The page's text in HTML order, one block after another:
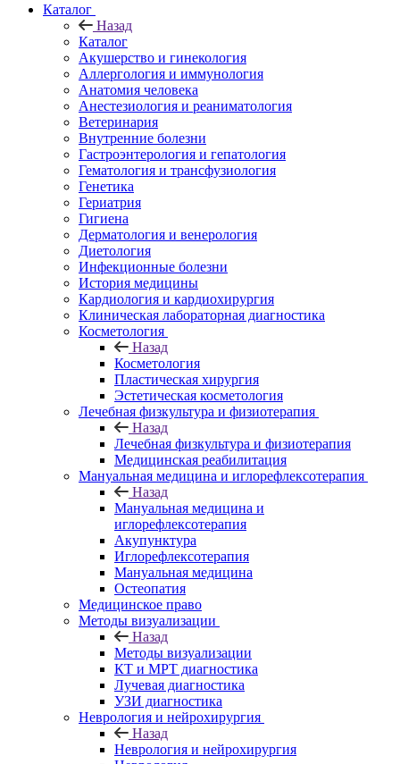
Каталог
Назад
Каталог
Акушерство и гинекология
Аллергология и иммунология
Анатомия человека
Анестезиология и реаниматология
Ветеринария
Внутренние болезни
Гастроэнтерология и гепатология
Гематология и трансфузиология
Генетика
Гериатрия
Гигиена
Дерматология и венерология
Диетология
Инфекционные болезни
История медицины
Кардиология и кардиохирургия
Клиническая лабораторная диагностика
Косметология
Назад
Косметология
Пластическая хирургия
Эстетическая косметология
Лечебная физкультура и физиотерапия
Назад
Лечебная физкультура и физиотерапия
Медицинская реабилитация
Мануальная медицина и иглорефлексотерапия
Назад
Мануальная медицина и
иглорефлексотерапия
Акупунктура
Иглорефлексотерапия
Мануальная медицина
Остеопатия
Медицинское право
Методы визуализации
Назад
Методы визуализации
КТ и МРТ диагностика
Лучевая диагностика
УЗИ диагностика
Неврология и нейрохирургия
Назад
Неврология и нейрохирургия